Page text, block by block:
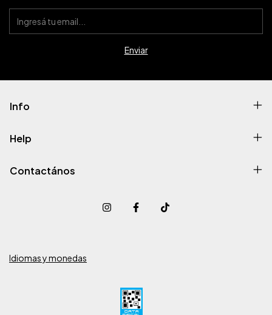
Info
Help
Contactános
Idiomas y monedas